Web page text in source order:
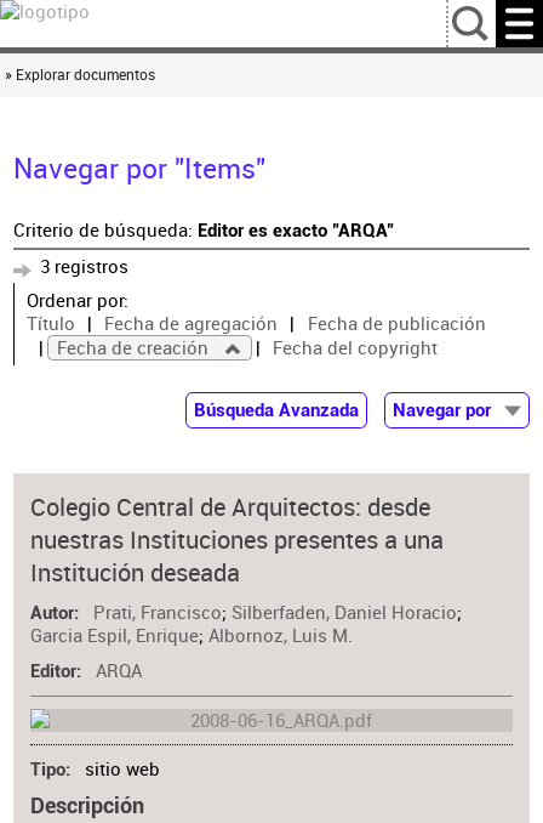
…
» Explorar documentos
Navegar por "Items"
Criterio de búsqueda: Editor es exacto "ARQA"
3 registros
Ordenar por:
Título
Fecha de agregación
Fecha de publicación
Fecha de creación
Fecha del copyright
Búsqueda Avanzada
Navegar por
Autor
Colaborador
Materia
Colegio Central de Arquitectos: desde
nuestras Instituciones presentes a una
Institución deseada
Autor Prati, Francisco; Silberfaden, Daniel Horacio;
Garcia Espil, Enrique;Albornoz, Luis M.
Editor ARQA
Tipo sitio web
Descripción